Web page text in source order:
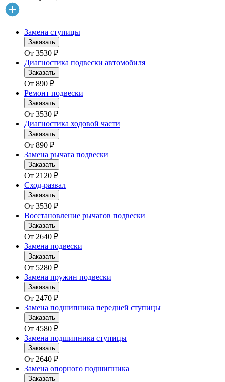
Замена ступицы
Заказать
От 3530 ₽
Диагностика подвески автомобиля
Заказать
От 890 ₽
Ремонт подвески
Заказать
От 3530 ₽
Диагностика ходовой части
Заказать
От 890 ₽
Замена рычага подвески
Заказать
От 2120 ₽
Сход-развал
Заказать
От 3530 ₽
Восстановление рычагов подвески
Заказать
От 2640 ₽
Замена подвески
Заказать
От 5280 ₽
Замена пружин подвески
Заказать
От 2470 ₽
Замена подшипника передней ступицы
Заказать
От 4580 ₽
Замена подшипника ступицы
Заказать
От 2640 ₽
Замена опорного подшипника
Заказать